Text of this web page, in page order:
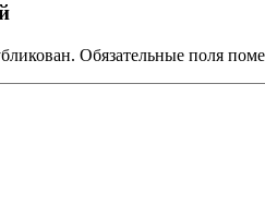
Обязательные поля